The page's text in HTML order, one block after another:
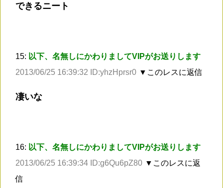
できるニート
15: 以下、名無しにかわりましてVIPがお送りします
2013/06/25 16:39:32 ID:yhzHprsr0 ▼このレスに返信
凄いな
16: 以下、名無しにかわりましてVIPがお送りします
2013/06/25 16:39:34 ID:g6Qu6pZ80 ▼このレスに返
信